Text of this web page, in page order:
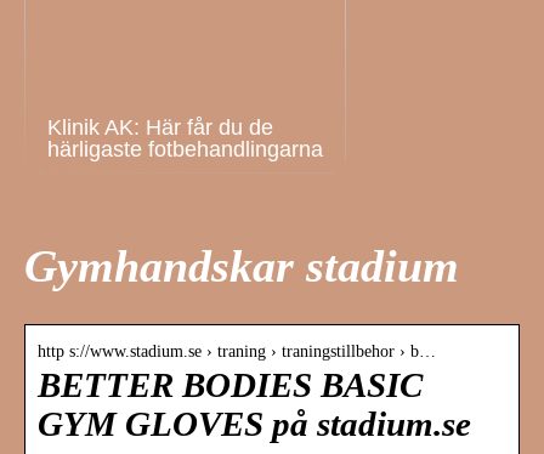
Klinik AK: Här får du de
härligaste fotbehandlingarna
Gymhandskar stadium
http s://www.stadium.se › traning › traningstillbehor › b…
BETTER BODIES BASIC
GYM GLOVES på stadium.se